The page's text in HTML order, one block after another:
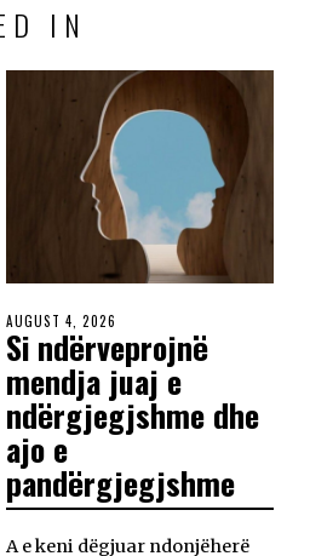
IN
AUGUST 4, 2026
Si ndërveprojnë
mendja juaj e
ndërgjegjshme dhe
ajo e
pandërgjegjshme
A e keni dëgjuar ndonjëherë